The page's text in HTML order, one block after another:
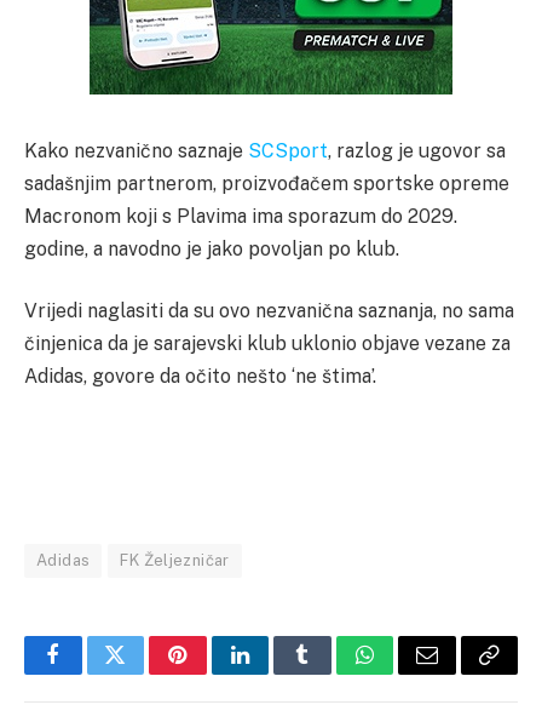
Kako nezvanično saznaje SCSport, razlog je ugovor sa
sadašnjim partnerom, proizvođačem sportske opreme
Macronom koji s Plavima ima sporazum do 2029.
godine, a navodno je jako povoljan po klub.
Vrijedi naglasiti da su ovo nezvanična saznanja, no sama
činjenica da je sarajevski klub uklonio objave vezane za
Adidas, govore da očito nešto ‘ne štima’.
Adidas FK Željezničar
FacebookTwitterPinterestLinkedInTumblrWhatsApp
Email Copy